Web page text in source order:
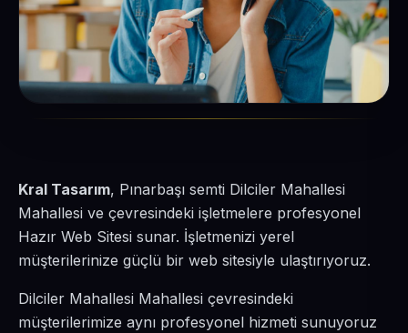
Kral Tasarım, Pınarbaşı semti Dilciler Mahallesi
Mahallesi ve çevresindeki işletmelere profesyonel
Hazır Web Sitesi sunar. İşletmenizi yerel
müşterilerinize güçlü bir web sitesiyle ulaştırıyoruz.
Dilciler Mahallesi Mahallesi çevresindeki
müşterilerimize aynı profesyonel hizmeti sunuyoruz